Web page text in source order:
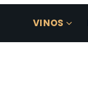
VINOS